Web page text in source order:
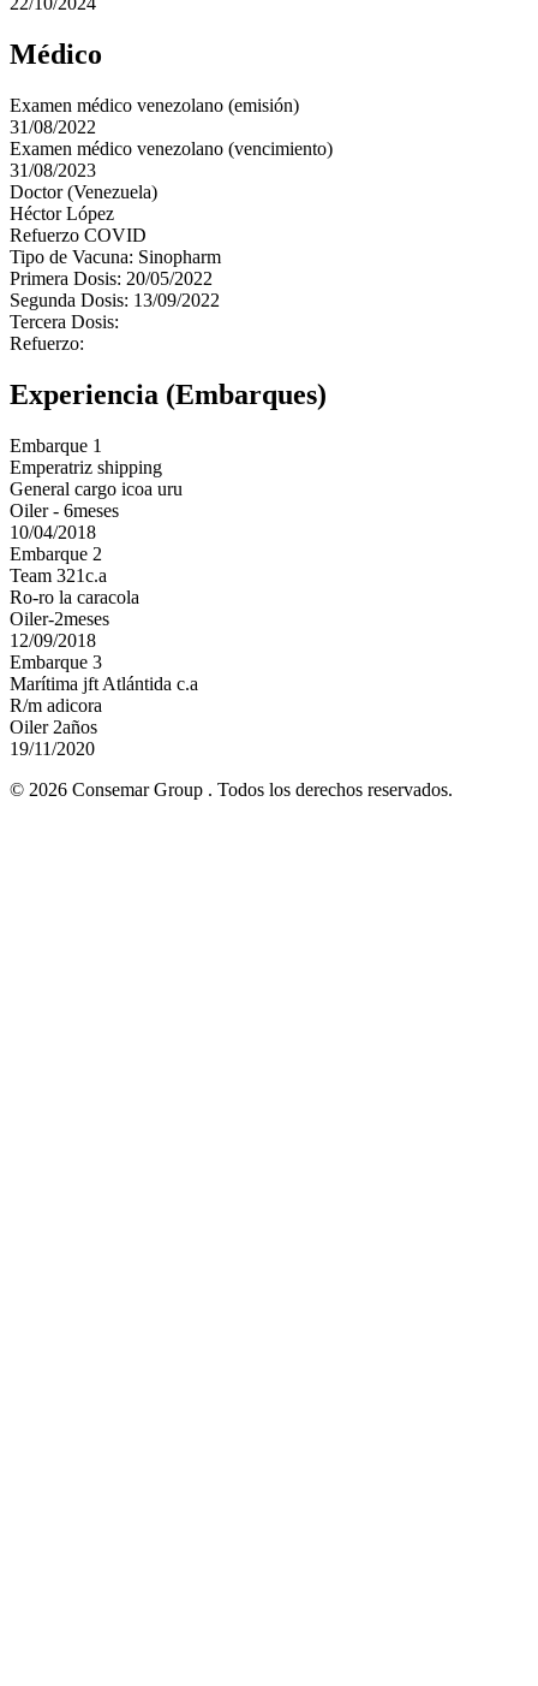
Médico
Examen médico venezolano (emisión)
31/08/2022
Examen médico venezolano (vencimiento)
31/08/2023
Doctor (Venezuela)
Héctor López
Refuerzo COVID
Tipo de Vacuna: Sinopharm
Primera Dosis: 20/05/2022
Segunda Dosis: 13/09/2022
Tercera Dosis:
Refuerzo:
Experiencia (Embarques)
Embarque 1
Emperatriz shipping
General cargo icoa uru
Oiler - 6meses
10/04/2018
Embarque 2
Team 321c.a
Ro-ro la caracola
Oiler-2meses
12/09/2018
Embarque 3
Marítima jft Atlántida c.a
R/m adicora
Oiler 2años
19/11/2020
© 2026 Consemar Group . Todos los derechos reservados.